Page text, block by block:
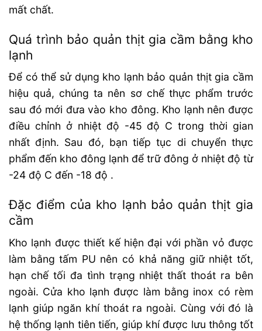
mất chất.
Quá trình bảo quản thịt gia cầm bằng kho
lạnh
Để có thể sử dụng kho lạnh bảo quản thịt gia cầm
hiệu quả, chúng ta nên sơ chế thực phẩm trước
sau đó mới đưa vào kho đông. Kho lạnh nên được
điều chỉnh ở nhiệt độ -45 độ C trong thời gian
nhất định. Sau đó, bạn tiếp tục di chuyển thực
phẩm đến kho đông lạnh để trữ đông ở nhiệt độ từ
-24 độ C đến -18 độ .
Đặc điểm của kho lạnh bảo quản thịt gia
cầm
Kho lạnh được thiết kế hiện đại với phần vỏ được
làm bằng tấm PU nên có khả năng giữ nhiệt tốt,
hạn chế tối đa tình trạng nhiệt thất thoát ra bên
ngoài. Cửa kho lạnh được làm bằng inox có rèm
lạnh giúp ngăn khí thoát ra ngoài. Cùng với đó là
hệ thống lạnh tiên tiến, giúp khí được lưu thông tốt